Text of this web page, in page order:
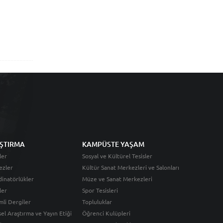
Dergiler
Araştırma ve Yayın Etiği
KAMPÜSTE YAŞAM
Sosyal ve Kültürel Tesisler
Kültür Sanat Merkezleri ve Salonları
Müze ve Sanat Merkezleri
Spor Tesisleri
Topluluklar
Öğrenci Kulüpleri